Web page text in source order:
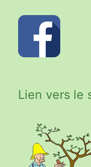
Lien vers le